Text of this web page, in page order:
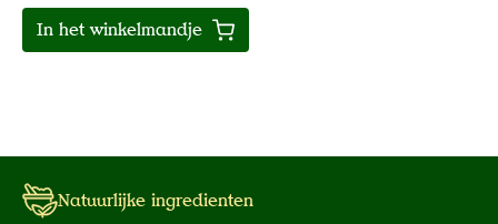
In het winkelmandje
Natuurlijke ingredienten